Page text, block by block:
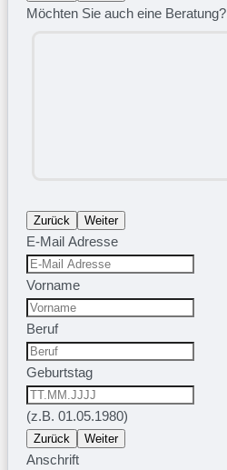
Möchten Sie auch eine Beratung?
Zurück Weiter
E-Mail Adresse
Vorname
Beruf
Geburtstag
(z.B. 01.05.1980)
Zurück Weiter
Anschrift